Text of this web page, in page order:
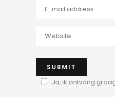
Ja, ik ontvang